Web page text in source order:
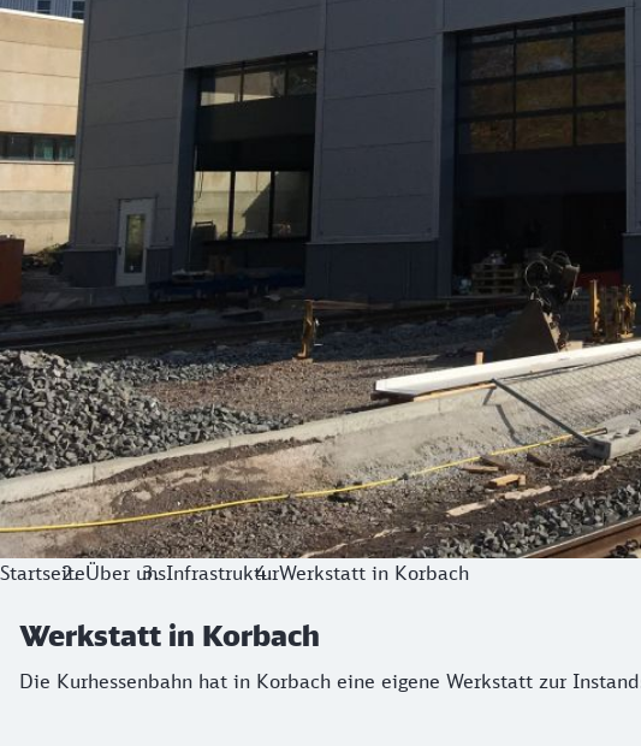
StartseiteÜber unsInfrastrukturWerkstatt in Korbach
Werkstatt in Korbach
Die Kurhessenbahn hat in Korbach eine eigene Werkstatt zur